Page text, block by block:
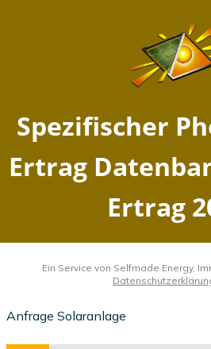
Spezifischer
Ertrag
Ertrag